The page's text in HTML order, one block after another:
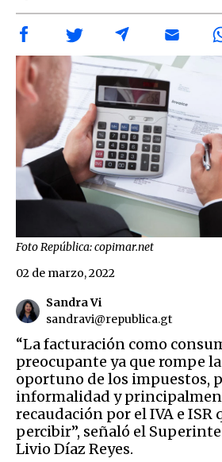
Foto República: copimar.net
Sandra Vi
sandravi@republica.gt
02 de marzo, 2022
“La facturación como
preocupante ya que rompe
oportuno de los impuestos,
informalidad y
recaudación por el IVA e ISR
percibir”, señaló el
Livio Díaz Reyes.